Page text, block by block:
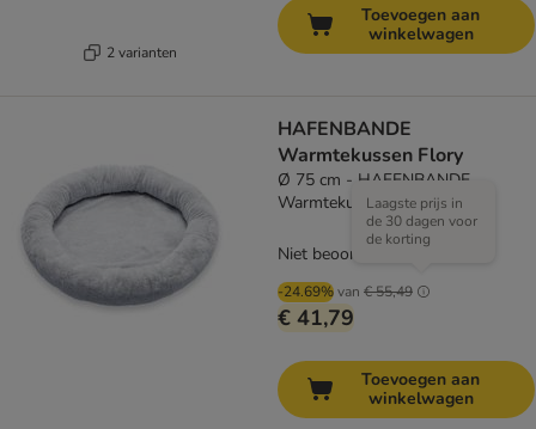
2 varianten
Toevoegen aan
winkelwagen
HAFENBANDE
Warmtekussen Flory
Ø 75 cm - HAFENBANDE
Warmtekussen Flory
-24.69%van € 55,49
Laagste prijs in
de 30 dagen voor
de korting
€ 41,79
Niet beoordeeld
Toevoegen aan
winkelwagen